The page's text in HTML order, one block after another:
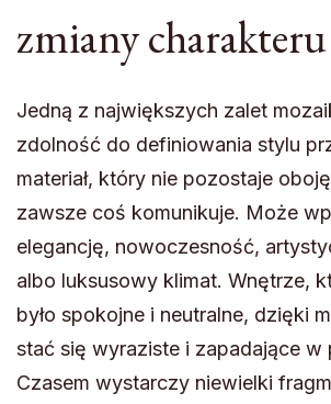
zmiany
Jedną z największych zalet
zdolność do definiowania stylu
materiał, który nie pozostaje
zawsze coś komunikuje. Może
elegancję, nowoczesność,
albo luksusowy klimat. Wnętrze,
było spokojne i neutralne, dzięki
stać się wyraziste i zapadające w
Czasem wystarczy niewielki